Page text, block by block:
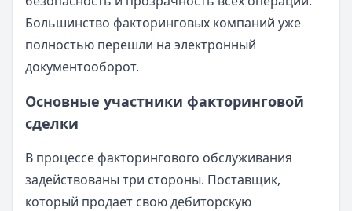
Большинство факторинговых компаний уже
полностью перешли на электронный
документооборот.
Основные участники факторинговой
сделки
В процессе факторингового обслуживания
задействованы три стороны. Поставщик,
который продает свою дебиторскую